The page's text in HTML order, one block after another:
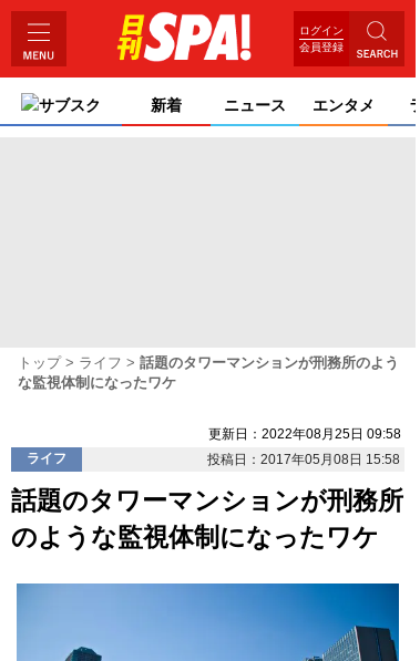
ログイン
会員登録
サブスク 新着 ニュース エンタメ
トップ ライフ
話題のタワーマンションが刑務所のよう
な監視体制になったワケ
更新日：2022年08月25日 09:58
ライフ
投稿日：2017年05月08日 15:58
話題のタワーマンションが刑務所
のような監視体制になったワケ